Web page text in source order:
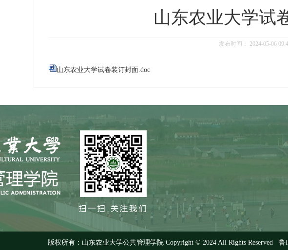
山东农业大学试
发布时间： 2024-05-06
山东农业大学试卷装订封面.doc
版权所有：山东农业大学公共管理学院 Copyright © 2024 All Rights Reserved 鲁